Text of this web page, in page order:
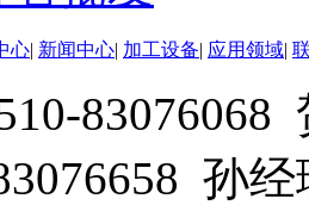
心| 新闻中心| 加工设备| 应用领域|
孙